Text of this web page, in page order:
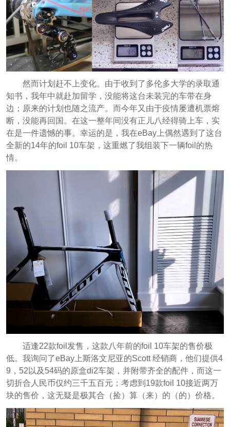
然而计划赶不上变化。由于收到了多伦多大学的录取通
知书，我年中就赴加留学，没能将这台未装完的车带在身
边；原来的计划也随之流产。而今年又由于疫情屡遭机票熔
断，没能再回国。在这一整年间没有正儿八经得骑上车，实
在是一件遗憾的事。幸运的是，我在eBay上偶然遇到了这台
全新的14年的foil 10车架，这重燃了我组装下一辆foil的热
情。
适逢22款foil发售，这款八年前的foil 10车架的售价极
低。我询问了eBay上斯洛文尼亚的Scott 经销商，他们提供4
9，52以及54码的原盒di2车架，并附带齐全的配件，而这一
切折合人民币仅约三千五百元；考虑到19款foil 10接近两万
块的售价，这无疑是极其合（捡）算（来）的（的）价格。